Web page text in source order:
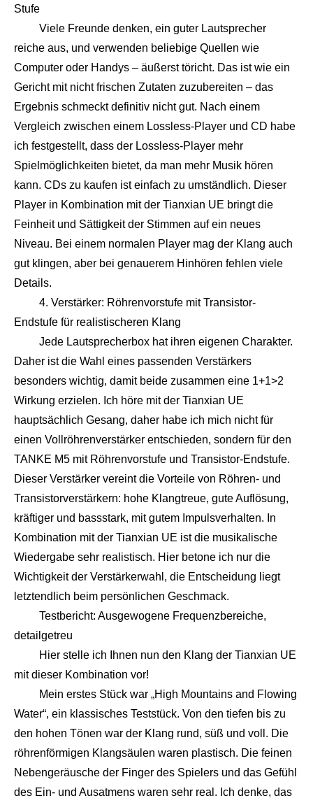
Stufe
Viele Freunde denken, ein guter Lautsprecher
reiche aus, und verwenden beliebige Quellen wie
Computer oder Handys – äußerst töricht. Das ist wie ein
Gericht mit nicht frischen Zutaten zuzubereiten – das
Ergebnis schmeckt definitiv nicht gut. Nach einem
Vergleich zwischen einem Lossless-Player und CD habe
ich festgestellt, dass der Lossless-Player mehr
Spielmöglichkeiten bietet, da man mehr Musik hören
kann. CDs zu kaufen ist einfach zu umständlich. Dieser
Player in Kombination mit der Tianxian UE bringt die
Feinheit und Sättigkeit der Stimmen auf ein neues
Niveau. Bei einem normalen Player mag der Klang auch
gut klingen, aber bei genauerem Hinhören fehlen viele
Details.
4. Verstärker: Röhrenvorstufe mit Transistor-
Endstufe für realistischeren Klang
Jede Lautsprecherbox hat ihren eigenen Charakter.
Daher ist die Wahl eines passenden Verstärkers
besonders wichtig, damit beide zusammen eine 1+1>2
Wirkung erzielen. Ich höre mit der Tianxian UE
hauptsächlich Gesang, daher habe ich mich nicht für
einen Vollröhrenverstärker entschieden, sondern für den
TANKE M5 mit Röhrenvorstufe und Transistor-Endstufe.
Dieser Verstärker vereint die Vorteile von Röhren- und
Transistorverstärkern: hohe Klangtreue, gute Auflösung,
kräftiger und bassstark, mit gutem Impulsverhalten. In
Kombination mit der Tianxian UE ist die musikalische
Wiedergabe sehr realistisch. Hier betone ich nur die
Wichtigkeit der Verstärkerwahl, die Entscheidung liegt
letztendlich beim persönlichen Geschmack.
Testbericht: Ausgewogene Frequenzbereiche,
detailgetreu
Hier stelle ich Ihnen nun den Klang der Tianxian UE
mit dieser Kombination vor!
Mein erstes Stück war „High Mountains and Flowing
Water“, ein klassisches Teststück. Von den tiefen bis zu
den hohen Tönen war der Klang rund, süß und voll. Die
röhrenförmigen Klangsäulen waren plastisch. Die feinen
Nebengeräusche der Finger des Spielers und das Gefühl
des Ein- und Ausatmens waren sehr real. Ich denke, das